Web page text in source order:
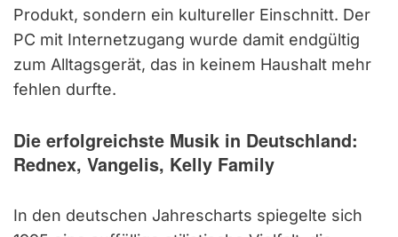
Produkt, sondern ein kultureller Einschnitt. Der
PC mit Internetzugang wurde damit endgültig
zum Alltagsgerät, das in keinem Haushalt mehr
fehlen durfte.
Die erfolgreichste Musik in Deutschland:
Rednex, Vangelis, Kelly Family
In den deutschen Jahrescharts spiegelte sich